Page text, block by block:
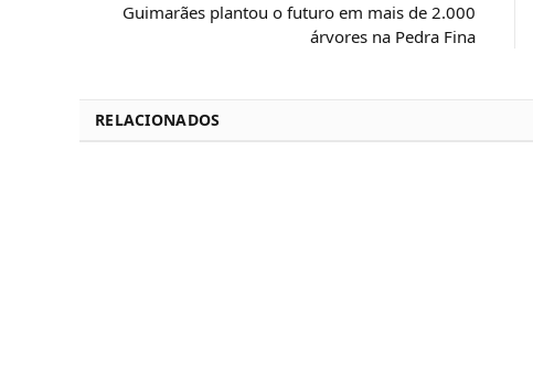
Guimarães plantou o futuro em mais de 2.000
árvores na Pedra Fina
RELACIONADOS